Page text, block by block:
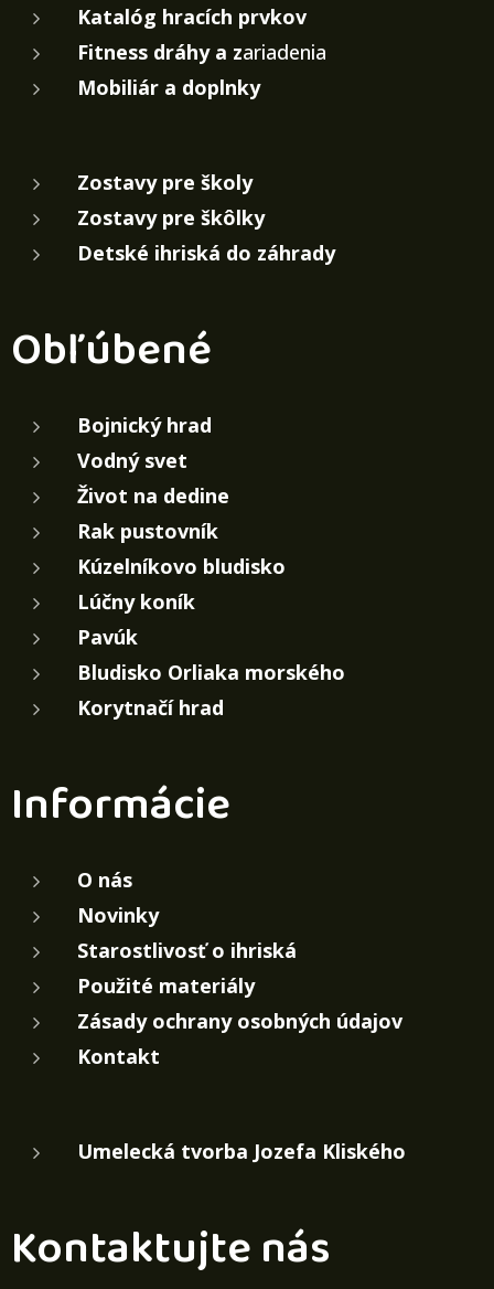
Katalóg hracích prvkov
Fitness dráhy a zariadenia
Mobiliár a doplnky
Zostavy pre školy
Zostavy pre škôlky
Detské ihriská do záhrady
Obľúbené
Bojnický hrad
Vodný svet
Život na dedine
Rak pustovník
Kúzelníkovo bludisko
Lúčny koník
Pavúk
Bludisko Orliaka morského
Korytnačí hrad
Informácie
O nás
Novinky
Starostlivosť o ihriská
Použité materiály
Zásady ochrany osobných údajov
Kontakt
Umelecká tvorba Jozefa Kliského
Kontaktujte nás